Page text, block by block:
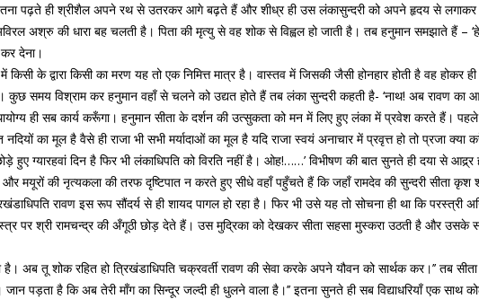
पढ़ते ही श्रीशैल अपने रथ से उतरकर आगे बढ़ते हैं और शीध्र ही उस लंकासुन्दरी को अपने हृदय से
अश्रु की धारा बह चलती है। पिता की मृत्यु से वह शोक से विह्वल हो जाती है। तब हनुमान समझाते हैं –
कर देना।
किसी के द्वारा किसी का मरण यह तो एक निमित्त मात्र है। वास्तव में जिसकी जैसी होनहार होती है वह होकर
कुछ समय विश्राम कर हनुमान वहाँ से चलने को उद्यत होते हैं तब लंका सुन्दरी कहती है- ‘नाथ! अब रावण का
ही सब कार्य करूँगा। हनुमान सीता के दर्शन की उत्सुकता को मन में लिए हुए लंका में प्रवेश करते
का मूल है वैसे ही राजा भी सभी मर्यादाओं का मूल है यदि राजा स्वयं अनाचार में प्रवृत्त हो तो प्रजा क्या
दिन है फिर भी लंकाधिपति को विरति नहीं है। ओह!……’ विभीषण की बात सुनते ही दया से
मयूरों की नृत्यकला की तरफ दृष्टिपात न करते हुए सीधे वहाँ पहुँचते हैं कि जहाँ रामदेव की सुन्दरी सीता
रावण इस रूप सौंदर्य से ही शायद पागल हो रहा है। फिर भी उसे यह तो सोचना ही था कि
पर श्री रामचन्द्र की अँगूठी छोड़ देते हैं। उस मुद्रिका को देखकर सीता सहसा मुस्करा उठती है और उसके
अब तू शोक रहित हो त्रिखंडाधिपति चक्रवर्ती रावण की सेवा करके अपने यौवन को सार्थक कर।’’ तब सीता
है कि अब तेरी माँग का सिन्दूर जल्दी ही धुलने वाला है।’’ इतना सुनते ही सब विद्याधरियाँ एक साथ